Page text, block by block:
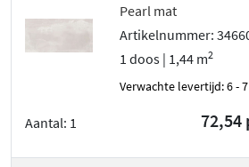
Pearl mat
Artikelnummer:
1 doos | 1,44 m2
Verwachte levertijd: 6 -
Aantal: 1 72,54